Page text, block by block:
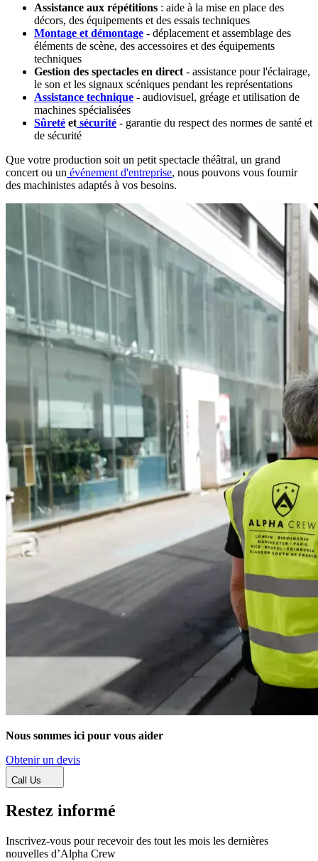
Assistance aux répétitions : aide à la mise en place des
décors, des équipements et des essais techniques
Montage et démontage - déplacement et assemblage des
éléments de scène, des accessoires et des équipements
techniques
Gestion des spectacles en direct - assistance pour l'éclairage,
le son et les signaux scéniques pendant les représentations
Assistance technique - audiovisuel, gréage et utilisation de
machines spécialisées
Sûreté et sécurité - garantie du respect des normes de santé et
de sécurité
Que votre production soit un petit spectacle théâtral, un grand
concert ou un événement d'entreprise, nous pouvons vous fournir
des machinistes adaptés à vos besoins.
Nous sommes ici pour vous aider
Obtenir un devis
Call Us
Restez informé
Inscrivez-vous pour recevoir des tout les mois les dernières
nouvelles d’Alpha Crew